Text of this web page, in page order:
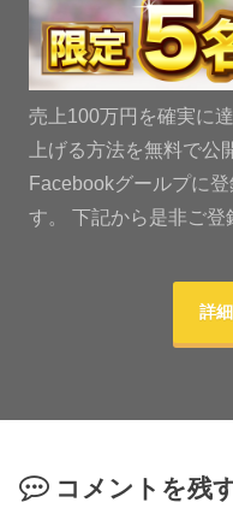
売上100万円を確実に
上げる方法を無料で公
Facebookグールプに
す。 下記から是非ご登
詳
コメントを残